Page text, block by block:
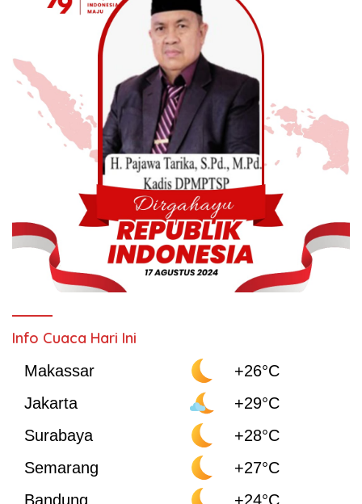
Info Cuaca Hari Ini
Makassar
+26°C
Jakarta
+29°C
Surabaya
+28°C
Semarang
+27°C
Bandung
+24°C